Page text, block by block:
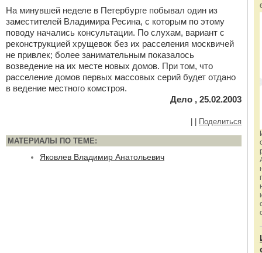
На минувшей неделе в Петербурге побывал один из
заместителей Владимира Ресина, с которым по этому
поводу начались консультации. По слухам, вариант с
реконструкцией хрущевок без их расселения москвичей
не привлек; более занимательным показалось
возведение на их месте новых домов. При том, что
расселение домов первых массовых серий будет отдано
в ведение местного комстроя.
Дело , 25.02.2003
Поделиться
МАТЕРИАЛЫ ПО ТЕМЕ:
Яковлев Владимир Анатольевич